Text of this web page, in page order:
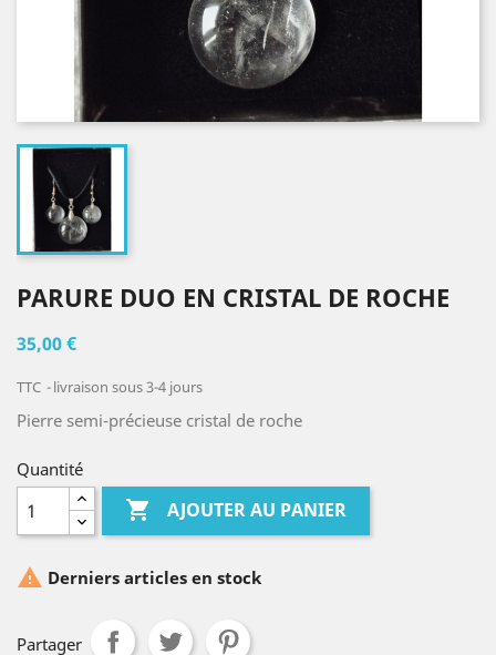
PARURE DUO EN CRISTAL DE ROCHE
35,00 €
TTC livraison sous 3-4 jours
Pierre semi-précieuse cristal de roche
Quantité
 AJOUTER AU PANIER
 Derniers articles en stock
Partager